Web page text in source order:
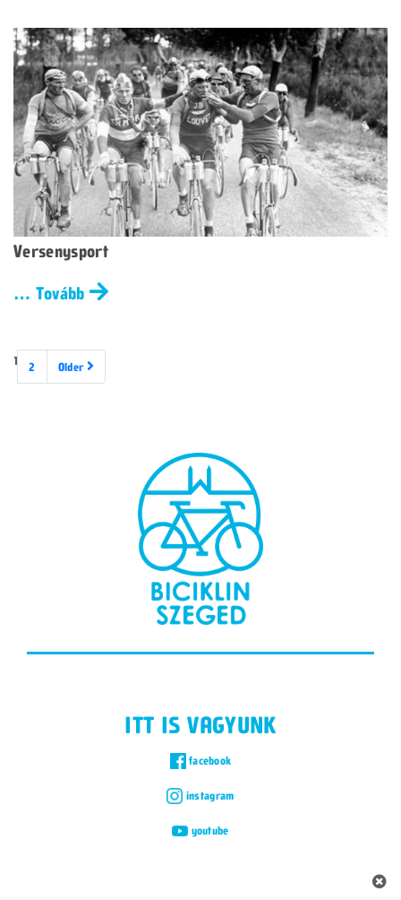
Versenysport
… Tovább
1 2 Older
ITT IS VAGYUNK
facebook
instagram
youtube